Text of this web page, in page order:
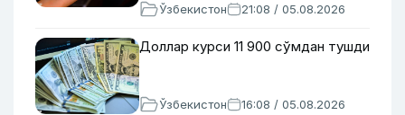
Ўзбекистон 21:08 / 05.08.2026
Доллар курси 11 900 сўмдан тушди
Ўзбекистон 16:08 / 05.08.2026